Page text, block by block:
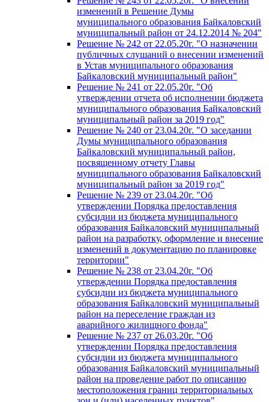
изменений в Решение Думы
муниципального образования Байкаловский
муниципальный район от 24.12.2014 № 204"
Решение № 242 от 22.05.20г. "О назначении
публичных слушаний о внесении изменений
в Устав муниципального образования
Байкаловский муниципальный район"
Решение № 241 от 22.05.20г. "Об
утверждении отчета об исполнении бюджета
муниципального образования Байкаловский
муниципальный район за 2019 год"
Решение № 240 от 23.04.20г. "О заседании
Думы муниципального образования
Байкаловский муниципальный район,
посвященному отчету Главы
муниципального образования Байкаловский
муниципальный район за 2019 год"
Решение № 239 от 23.04.20г. "Об
утверждении Порядка предоставления
субсидии из бюджета муниципального
образования Байкаловский муниципальный
район на разработку, оформление и внесение
изменений в документацию по планировке
территории"
Решение № 238 от 23.04.20г. "Об
утверждении Порядка предоставления
субсидии из бюджета муниципального
образования Байкаловский муниципальный
район на переселение граждан из
аварийного жилищного фонда"
Решение № 237 от 26.03.20г. "Об
утверждении Порядка предоставления
субсидии из бюджета муниципального
образования Байкаловский муниципальный
район на проведение работ по описанию
местоположения границ территориальных